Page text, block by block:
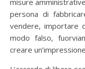
misure
persona di
vendere, importare
modo falso,
creare